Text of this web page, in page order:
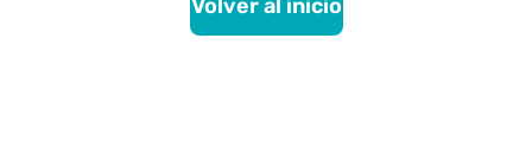
Volver al inicio